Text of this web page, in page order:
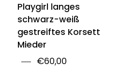
Playgirl langes
schwarz-weiß
gestreiftes Korsett
Mieder
€60,00